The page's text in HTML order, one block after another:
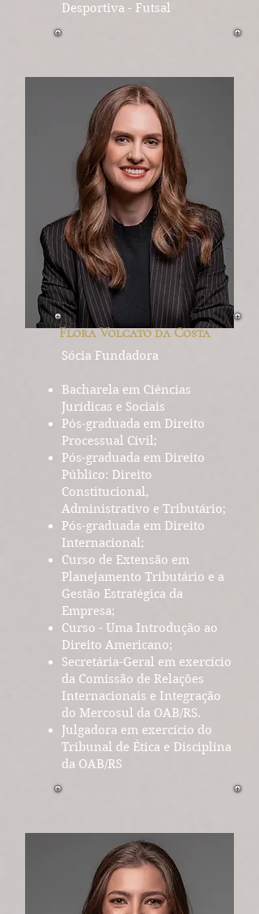
Desportiva - Futsal
Flora Volcato da Costa
Sócia Fundadora
Bacharela em Ciências
Jurídicas e Sociais
Pós-graduada em Direito
Processual Civil;
Pós-graduada em Direito
Público: Direito
Constitucional,
Administrativo e Tributário;
Pós-graduada em Direito
Internacional;​​
Curso de Extensão em
Planejamento Tributário e a
Gestão Estratégica da
Empresa;
Curso - Uma Introdução ao
Direito Americano;
Secretária-Geral em exercício
da Comissão de Relações
Internacionais e Integração
do Mercosul da OAB/RS.
Julgadora em exercício do
Tribunal de Ética e Disciplina
da OAB/RS